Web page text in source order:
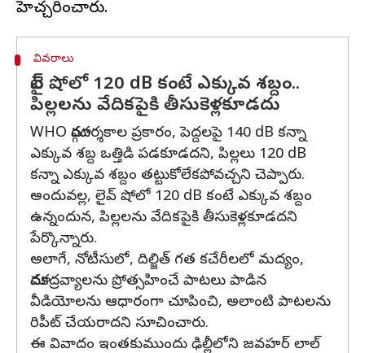
వివరాలు
లైవ్ షోలో 120 dB కంటే ఎక్కువ శబ్దం..
పిల్లలను వేదికపైకి తీసుకెళ్లకూడదు
WHO మార్గదర్శకాల ప్రకారం, పెద్దలపై 140 dB కన్నా
ఎక్కువ శబ్ద ఒత్తిడి పడకూడదని, పిల్లలు 120 dB
కన్నా ఎక్కువ శబ్దం తట్టుకోలేకపోవచ్చని చెప్పారు.
అందువల్ల, లైవ్ షోలో 120 dB కంటే ఎక్కువ శబ్దం
ఉన్నందున, పిల్లలను వేదికపైకి తీసుకెళ్లకూడదని
పేర్కొన్నారు.
అలాగే, నోటీసులో, దిల్జిత్ గత కచేరీలలో మద్యం,
మాదకద్రవ్యాలను ప్రోత్సహించే పాటలు పాడిన
వీడియోలను ఆధారంగా చూపించి, అలాంటి పాటలను
రిపీట్ చేయరాదని సూచించారు.
ఈ వివాదం ఇంతకుముందు ఢిల్లీలోని జవహర్ లాల్